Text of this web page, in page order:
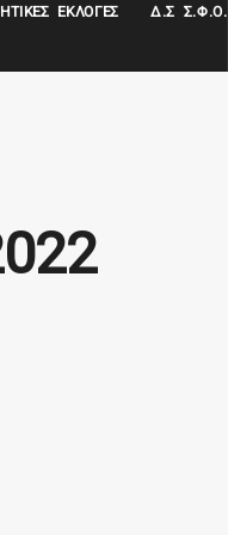
ΕΚΛΟΓΈΣ Δ.Σ Σ.Φ.Ο.